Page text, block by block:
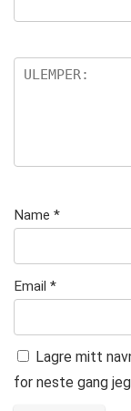
Name *
Email *
Lagre mitt
for neste gang